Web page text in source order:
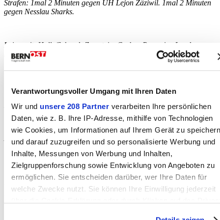
Verantwortungsvoller Umgang mit Ihren Daten
Wir und unsere 208 Partner verarbeiten Ihre persönlichen
Daten, wie z. B. Ihre IP-Adresse, mithilfe von Technologien
wie Cookies, um Informationen auf Ihrem Gerät zu speichern
und darauf zuzugreifen und so personalisierte Werbung und
Inhalte, Messungen von Werbung und Inhalten,
Zielgruppenforschung sowie Entwicklung von Angeboten zu
ermöglichen. Sie entscheiden darüber, wer Ihre Daten für
welche Zwecke nutzt. Sie können Ihre Einwilligung jederzeit
Strafen: 1mal 2 Minuten gegen UH Lejon Zäziwil. 1mal 2 Minuten
gegen Nesslau Sharks.
Lejon mit: Holle/Schaad; Zumstein, Gerber, Ramseier, Landmesser,
Zwahlen; Schlatter, Soltermann, Umamparan, Burger, Reusser;
Oberli, Dominguez, Duner, Kormann, Aeschlimann; Gilgen,
Badertscher, Götz, Andres, Zürcher
Lejon ohne: Pfeiffer, Schmid, Thomi, Briggen, Bieri
A. Ramseier wurde als wertvollste Spielerin ausgezeichnet.
www.uhlejon.ch
Autor:in
Irene Gilgen, UH Lejon